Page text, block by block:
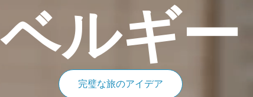
ベルギー
完璧な旅のアイデア